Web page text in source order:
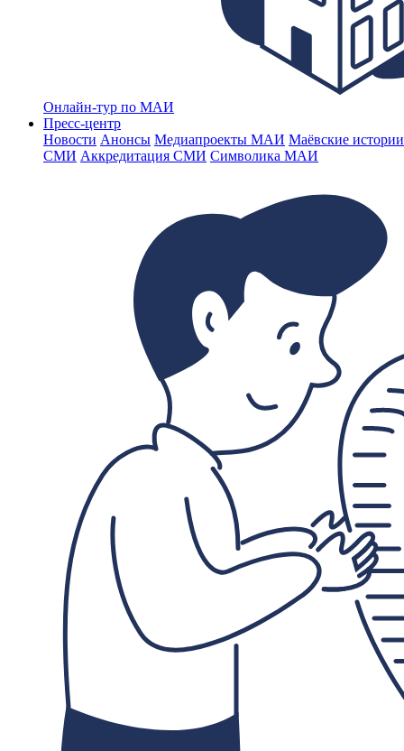
Онлайн-тур по МАИ
Пресс-центр
Новости Анонсы Медиапроекты МАИ Маёвские
СМИ Аккредитация СМИ Символика МАИ